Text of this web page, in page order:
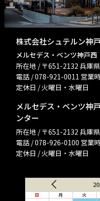
株式会社シュテルン神
メルセデス・ベンツ神戸西
所在地 / 〒651-2132 兵
電話 / 078-921-0011 営業
定休日 / 火曜日・水曜日
メルセデス・ベンツ神
ンター
所在地 / 〒651-2132 兵
電話 / 078-926-0100 営業
定休日 / 火曜日・水曜日
日 月 火